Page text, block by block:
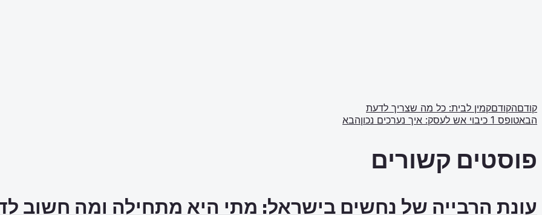
קודםהקודםקמין לבית: כל מה שצריך לדעת
הבאטופס 1 כיבוי אש לעסק: איך נערכים נכון הבא
פוסטים קשורים
עונת הרבייה של נחשים בישראל: מתי היא מתחילה ומה חשוב